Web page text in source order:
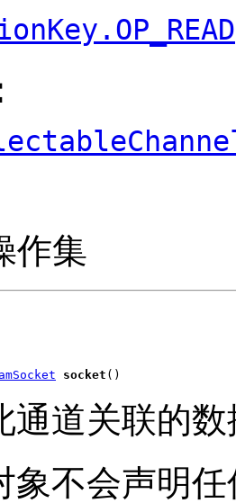
作集
socket ()
通道关联的
象不会声明